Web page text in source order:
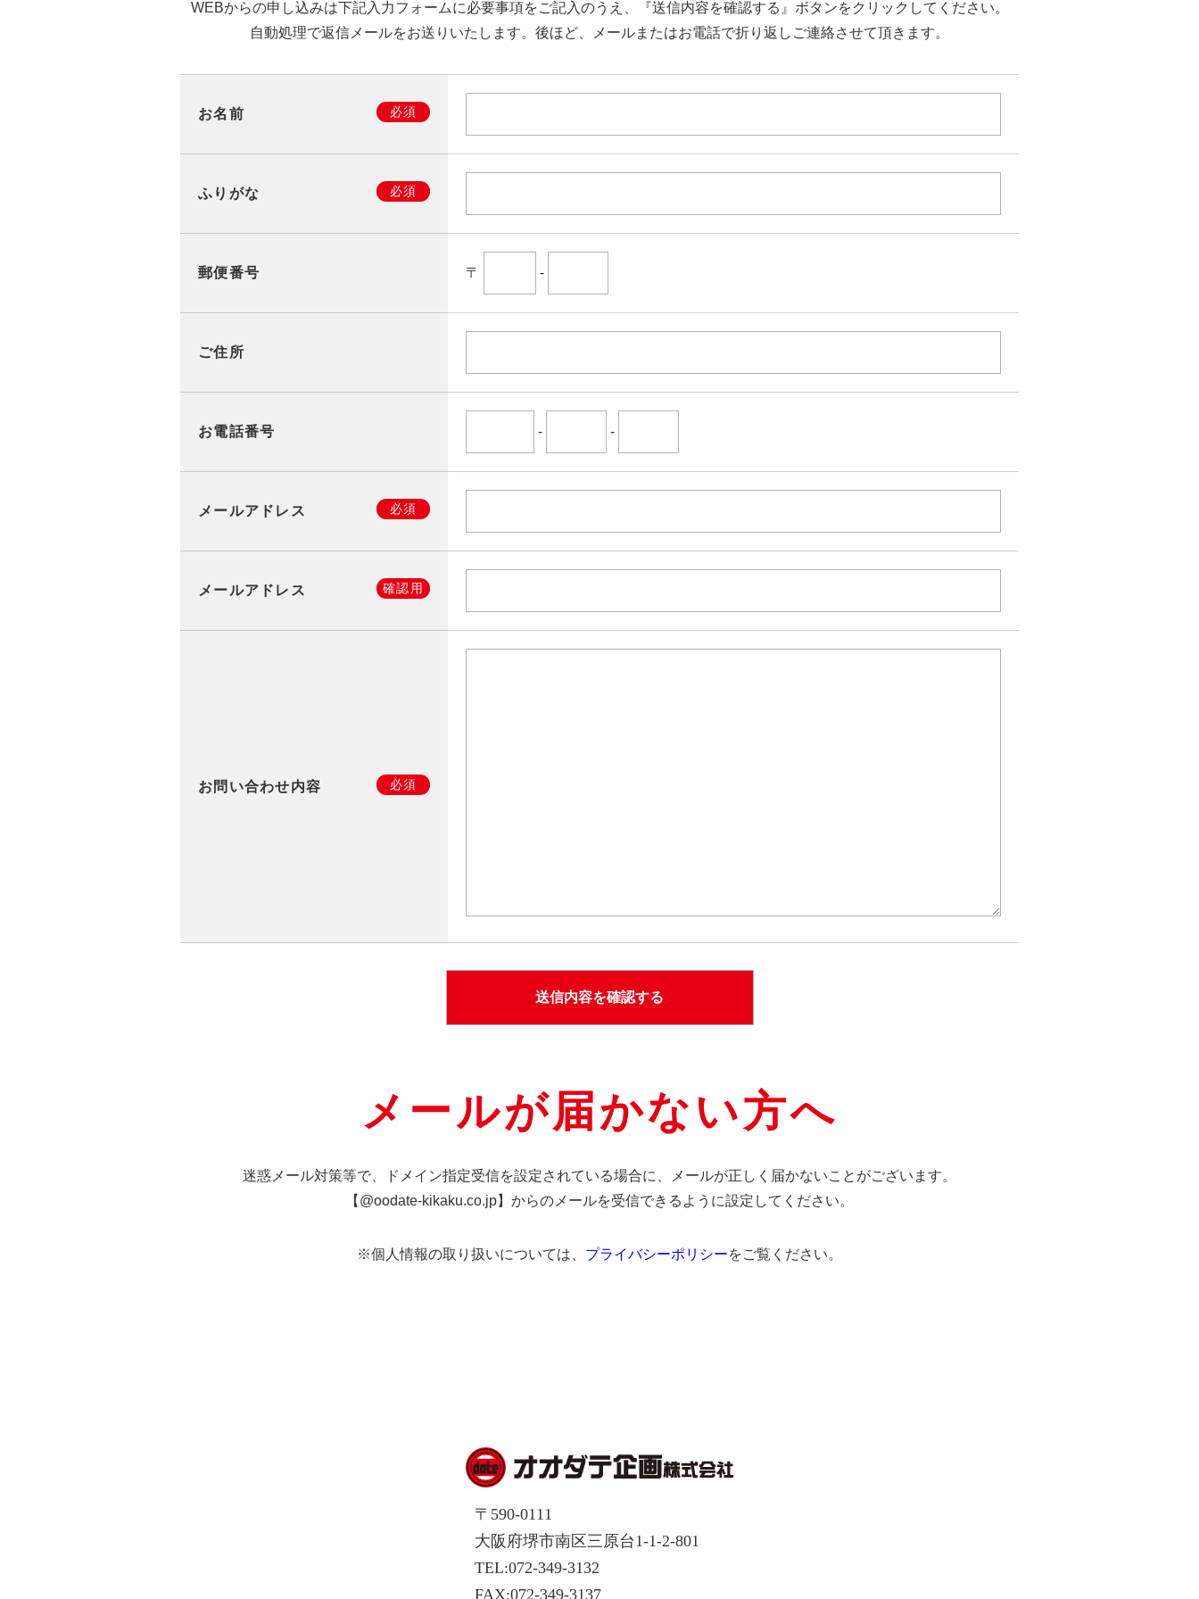
WEBからの申し込みは下記入力フォームに必要事項をご記入のうえ、『送信内容を確認する』ボタンをクリックしてください。
自動処理で返信メールをお送りいたします。後ほど、メールまたはお電話で折り返しご連絡させて頂きます。
お名前 必須
ふりがな 必須
郵便番号 〒 -
ご住所
お電話番号 - -
メールアドレス 必須
メールアドレス 確認用
お問い合わせ内容 必須
メールが届かない方へ
迷惑メール対策等で、ドメイン指定受信を設定されている場合に、メールが正しく届かないことがございます。
【@oodate-kikaku.co.jp】からのメールを受信できるように設定してください。
※個人情報の取り扱いについては、 プライバシーポリシーをご覧ください。
〒590-0111
大阪府堺市南区三原台1-1-2-801
TEL:072-349-3132
FAX:072-349-3137